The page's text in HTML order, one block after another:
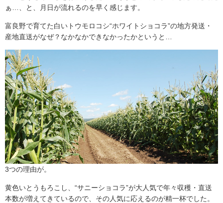
サクサクの食感と甘味は他では感じられない
今年のとうもろこしも大変美味しくいただきました。ホワ
イトは大変甘くてびっくりしました。サクサクの食感と甘
味は他では感じられない気がします。これからも美味しい
ぁ…、と、月日が流れるのを早く感じます。
富良野で育てた白いトウモロコシ“ホワイトショコラ”の地方発送・
産地直送がなぜ？なかなかできなかったかというと…
3つの理由が。
黄色いとうもろこし、“サニーショコラ”が大人気で年々収穫・直送
本数が増えてきているので、その人気に応えるのが精一杯でした。